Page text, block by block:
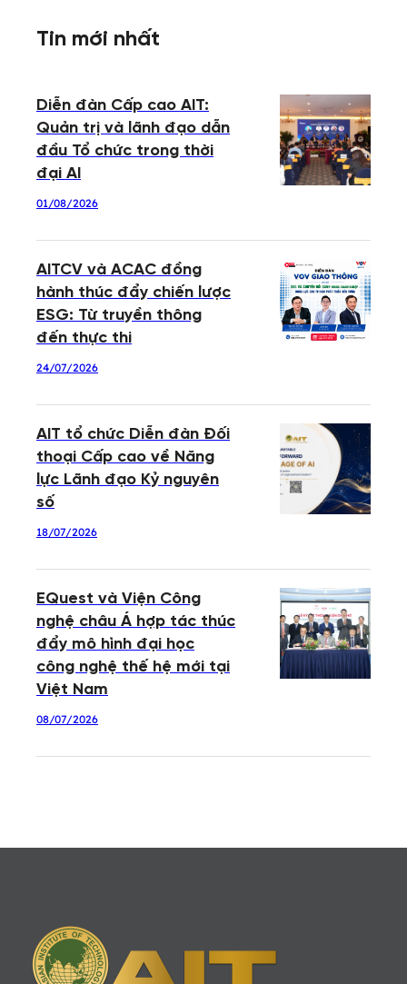
Tin mới nhất
Diễn đàn Cấp cao AIT:
Quản trị và lãnh đạo dẫn
đầu Tổ chức trong thời
đại AI
01/08/2026
AITCV và ACAC đồng
hành thúc đẩy chiến lược
ESG: Từ truyền thông
đến thực thi
24/07/2026
AIT tổ chức Diễn đàn Đối
thoại Cấp cao về Năng
lực Lãnh đạo Kỷ nguyên
số
18/07/2026
EQuest và Viện Công
nghệ châu Á hợp tác thúc
đẩy mô hình đại học
công nghệ thế hệ mới tại
Việt Nam
08/07/2026